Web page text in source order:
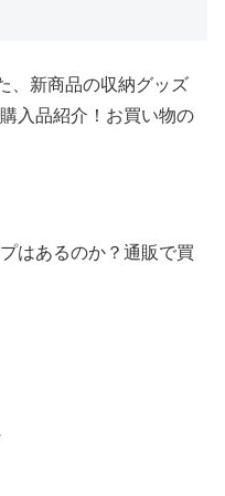
、新商品の収納グッズ
入品紹介！お買い物の
はあるのか？通販で買